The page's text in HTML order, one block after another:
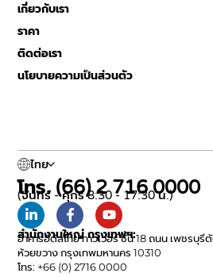
เกี่ยวกับเรา
ราคา
ติดต่อเรา
นโยบายความเป็นส่วนตัว
ไทย
โทร. (66) 2 716 0000
(จันทร์ - ศุกร์ 8:30 - 17:30 น.)
สำนักงานใหญ่ กรุงเทพฯ:
อาคารอิตัลไทย ทาวเวอร์ ชั้น 18 ถนน เพชรบุรี
ห้วยขวาง กรุงเทพมหานคร 10310
โทร: +66 (0) 2716 0000